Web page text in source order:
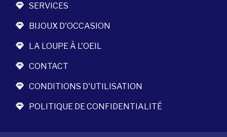
SERVICES
BIJOUX D'OCCASION
LA LOUPE À L'OEIL
CONTACT
CONDITIONS D'UTILISATION
POLITIQUE DE CONFIDENTIALITÉ